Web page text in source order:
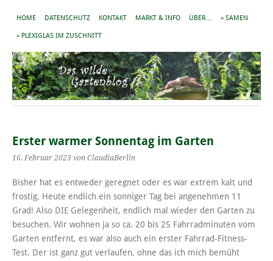
HOME DATENSCHUTZ KONTAKT MARKT & INFO ÜBER… » SAMEN
» PLEXIGLAS IM ZUSCHNITT
Erster warmer Sonnentag im Garten
16. Februar 2023 von ClaudiaBerlin
Bisher hat es entweder geregnet oder es war extrem kalt und
frostig. Heute endlich ein sonniger Tag bei angenehmen 11
Grad! Also DIE Gelegenheit, endlich mal wieder den Garten zu
besuchen. Wir wohnen ja so ca. 20 bis 25 Fahrradminuten vom
Garten entfernt, es war also auch ein erster Fahrrad-Fitness-
Test. Der ist ganz gut verlaufen, ohne das ich mich bemüht